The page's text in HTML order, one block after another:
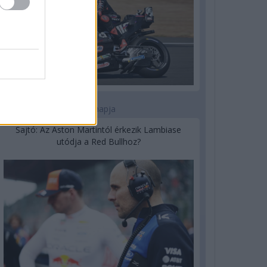
1 napja
Sajtó: Az Aston Martintól érkezik Lambiase
utódja a Red Bullhoz?